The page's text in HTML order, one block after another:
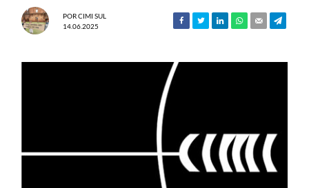
PORCIMI SUL
14.06.2025